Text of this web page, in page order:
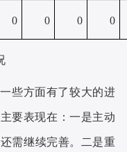
0 0 0 0
些方面有了较大的进
要表现在：一是主动
还需继续完善。 二是重